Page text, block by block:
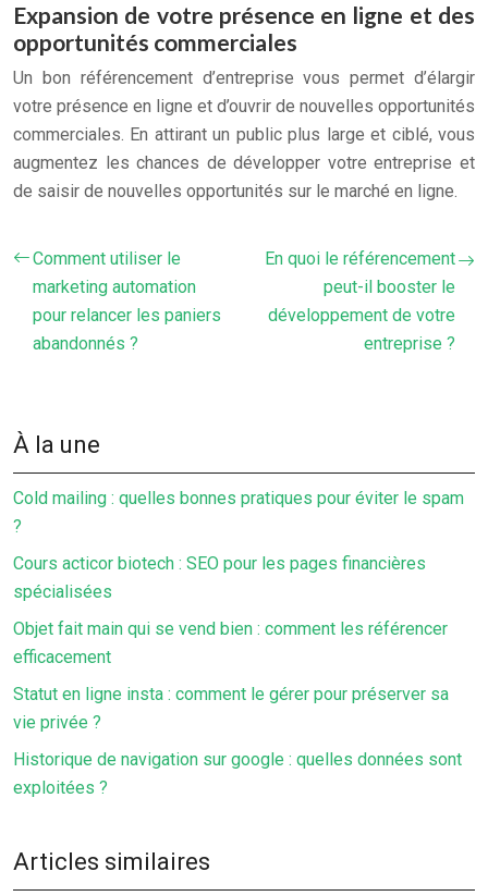
Expansion de votre présence en ligne et des
opportunités commerciales
Un bon référencement d’entreprise vous permet d’élargir
votre présence en ligne et d’ouvrir de nouvelles opportunités
commerciales. En attirant un public plus large et ciblé, vous
augmentez les chances de développer votre entreprise et
de saisir de nouvelles opportunités sur le marché en ligne.
Comment utiliser le
marketing automation
pour relancer les paniers
abandonnés ?
En quoi le référencement
peut-il booster le
développement de votre
entreprise ?
À la une
Cold mailing : quelles bonnes pratiques pour éviter le spam
?
Cours acticor biotech : SEO pour les pages financières
spécialisées
Objet fait main qui se vend bien : comment les référencer
efficacement
Statut en ligne insta : comment le gérer pour préserver sa
vie privée ?
Historique de navigation sur google : quelles données sont
exploitées ?
Articles similaires